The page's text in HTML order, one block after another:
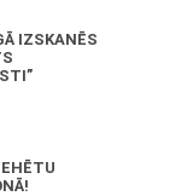
IZSKANĒS